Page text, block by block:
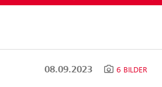
08.09.2023 6 BILDER